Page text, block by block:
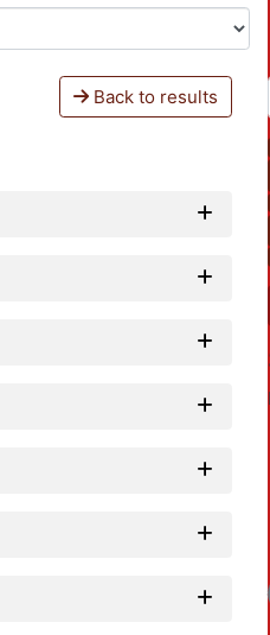
Back to results